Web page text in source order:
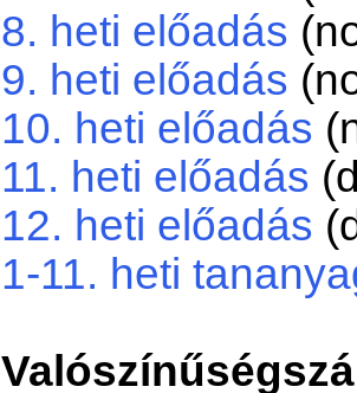
8. heti előadás
9. heti előadás
10. heti előadás
11. heti előadás
12. heti előadás
1-11. heti